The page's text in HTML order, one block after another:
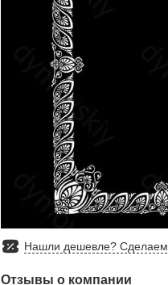
Нашли дешевле? Сделаем
Отзывы о компании